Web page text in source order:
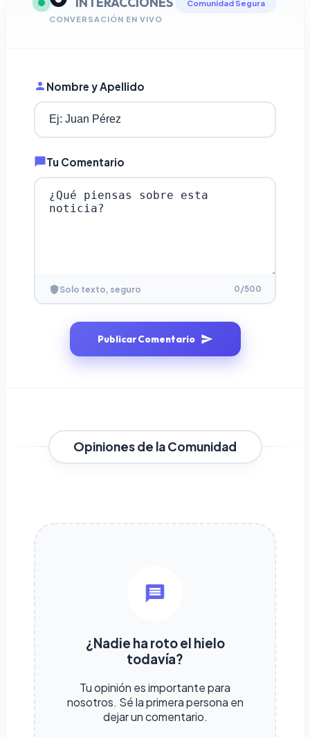
CONVERSACIÓN EN VIVO
Comunidad Segura
Nombre y Apellido
Tu Comentario
Solo texto, seguro 0/500
Publicar Comentario
Opiniones de la Comunidad
¿Nadie ha roto el hielo
todavía?
Tu opinión es importante para
nosotros. Sé la primera persona en
dejar un comentario.